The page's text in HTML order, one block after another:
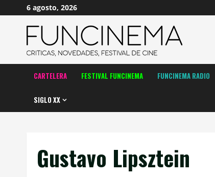
contenido
6 agosto, 2026
CARTELERA FESTIVAL FUNCINEMA FUNCINEMA RADIO
SIGLO XX
Gustavo Lipsztein